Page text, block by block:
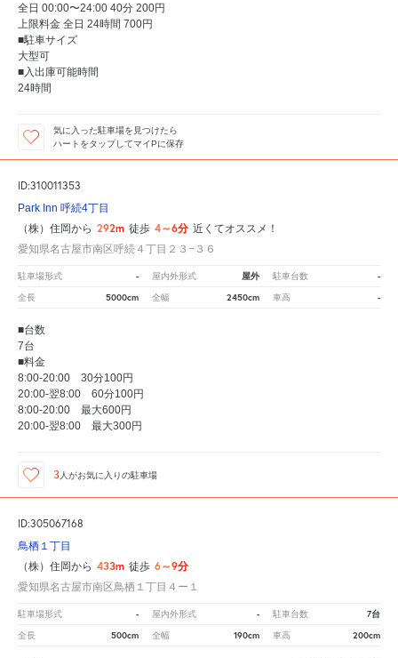
全日 00:00〜24:00 40分 200円
上限料金 全日 24時間 700円
■駐車サイズ
大型可
■入出庫可能時間
24時間
気に入った駐車場を見つけたら
ハートをタップしてマイPに保存
ID:310011353
Park Inn 呼続4丁目
（株）住岡から 292m 徒歩 4～6分 近くてオススメ！
愛知県名古屋市南区呼続４丁目２３−３６
駐車場形式 - 屋内外形式 屋外 駐車台数 -
全長 5000cm 全幅 2450cm 車高 -
■台数
7台
■料金
8:00-20:00 30分100円
20:00-翌8:00 60分100円
8:00-20:00 最大600円
20:00-翌8:00 最大300円
3人がお気に入りの駐車場
ID:305067168
鳥栖１丁目
（株）住岡から 433m 徒歩 6～9分
愛知県名古屋市南区鳥栖１丁目４ー１
駐車場形式 - 屋内外形式 - 駐車台数 7台
全長 500cm 全幅 190cm 車高 200cm